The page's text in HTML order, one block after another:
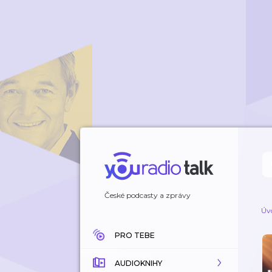
České podcasty a zprávy
PRO TEBE
AUDIOKNIHY